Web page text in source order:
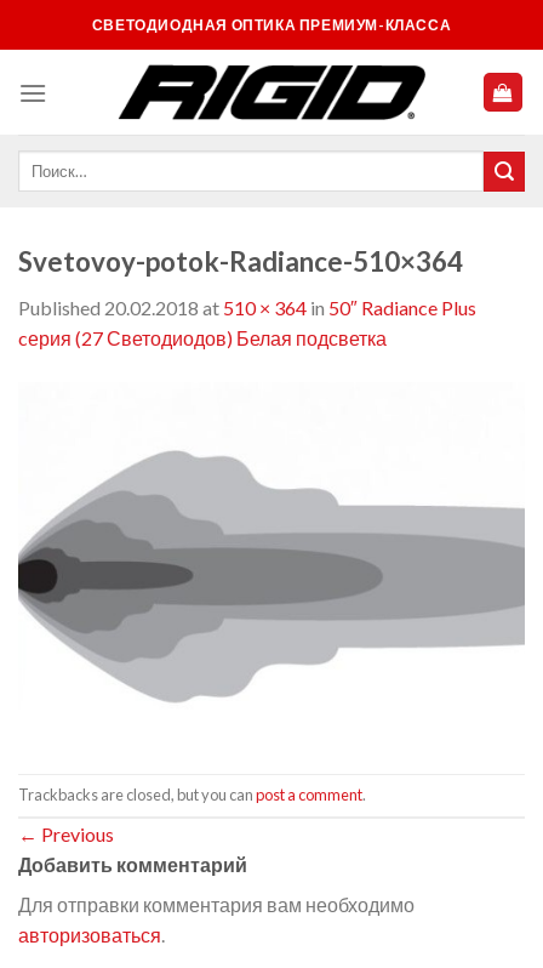
to
СВЕТОДИОДНАЯ ОПТИКА ПРЕМИУМ-КЛАССА
Svetovoy-potok-Radiance-510×364
Published 20.02.2018 at 510 × 364 in 50″ Radiance Plus
cерия (27 Светодиодов) Белая подсветка
Trackbacks are closed, but you canpost a comment.
← Previous
Добавить комментарий
Для отправки комментария вам необходимо
авторизоваться